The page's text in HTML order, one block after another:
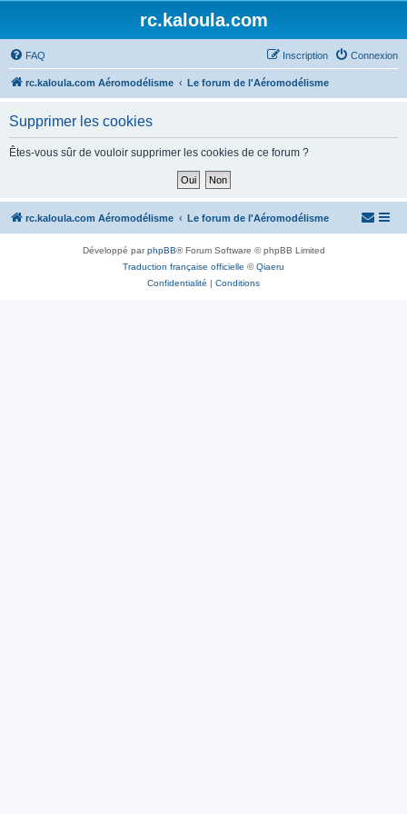
rc.kaloula.com
FAQ Connexion
Inscription
rc.kaloula.com Aéromodélisme Le forum de l'Aéromodélisme
Supprimer les cookies
Êtes-vous sûr de vouloir supprimer les cookies de ce forum ?
rc.kaloula.com Aéromodélisme Le forum de l'Aéromodélisme
Développé parphpBB® Forum Software © phpBB Limited
Traduction française officielle ©Qiaeru
Confidentialité | Conditions